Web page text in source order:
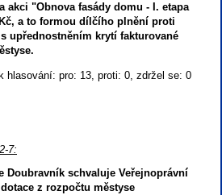
akci "Obnova fasády domu - I. etapa
a to formou dílčího plnění proti
upřednostněním krytí fakturované
hlasování: pro: 13, proti: 0, zdržel se: 0
7:
Doubravník schvaluje Veřejnoprávní
z rozpočtu městyse